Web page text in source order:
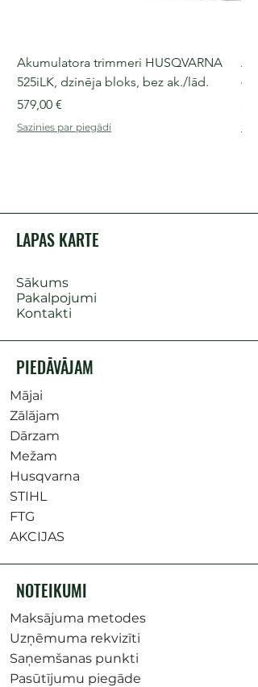
Akumulatora trimmeri HUSQVARNA
525iLK, dzinēja bloks, bez ak./lād.
Cena
579,00 €
Sazinies par piegādi
LAPAS KARTE
Sākums
Pakalpojumi
Kontakti
PIEDĀVĀJAM
Mājai
Zālājam
Dārzam
Mežam
Husqvarna
STIHL
FTG
AKCIJAS
NOTEIKUMI
Maksājuma metodes
Uzņēmuma rekvizīti
Saņemšanas punkti
Pasūtījumu piegāde